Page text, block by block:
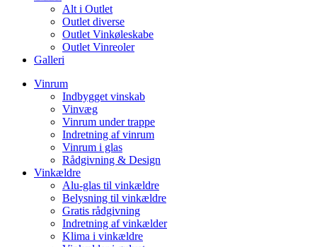
Alt i Outlet
Outlet diverse
Outlet Vinkøleskabe
Outlet Vinreoler
Galleri
Vinrum
Indbygget vinskab
Vinvæg
Vinrum under trappe
Indretning af vinrum
Vinrum i glas
Rådgivning & Design
Vinkældre
Alu-glas til vinkældre
Belysning til vinkældre
Gratis rådgivning
Indretning af vinkælder
Klima i vinkældre